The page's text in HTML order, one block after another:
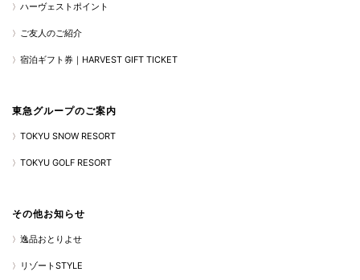
ハーヴェストポイント
ご友人のご紹介
宿泊ギフト券｜HARVEST GIFT TICKET
東急グループのご案内
TOKYU SNOW RESORT
TOKYU GOLF RESORT
その他お知らせ
逸品おとりよせ
リゾートSTYLE